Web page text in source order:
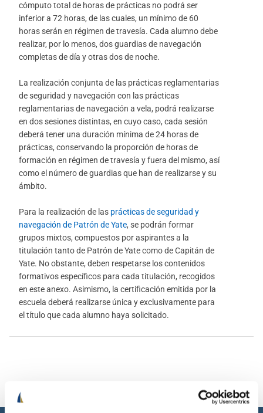
cómputo total de horas de prácticas no podrá ser
inferior a 72 horas, de las cuales, un mínimo de 60
horas serán en régimen de travesía. Cada alumno debe
realizar, por lo menos, dos guardias de navegación
completas de día y otras dos de noche.
La realización conjunta de las prácticas reglamentarias
de seguridad y navegación con las prácticas
reglamentarias de navegación a vela, podrá realizarse
en dos sesiones distintas, en cuyo caso, cada sesión
deberá tener una duración mínima de 24 horas de
prácticas, conservando la proporción de horas de
formación en régimen de travesía y fuera del mismo, así
como el número de guardias que han de realizarse y su
ámbito.
Para la realización de las prácticas de seguridad y
navegación de Patrón de Yate, se podrán formar
grupos mixtos, compuestos por aspirantes a la
titulación tanto de Patrón de Yate como de Capitán de
Yate. No obstante, deben respetarse los contenidos
formativos específicos para cada titulación, recogidos
en este anexo. Asimismo, la certificación emitida por la
escuela deberá realizarse única y exclusivamente para
el título que cada alumno haya solicitado.